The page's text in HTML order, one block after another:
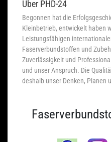
Über PHD-24
Begonnen hat die
Kleinbetrieb, entwickelt haben
Leistungsfähigen
Faserverbundstoffen und
Zuverlässigkeit und
und unser Anspruch. Die
deshalb unser Denken, Planen